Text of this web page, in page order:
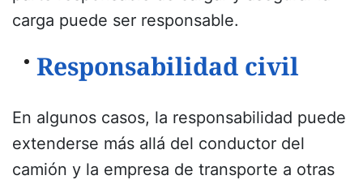
carga puede ser responsable.
Responsabilidad civil
En algunos casos, la responsabilidad puede
extenderse más allá del conductor del
camión y la empresa de transporte a otras